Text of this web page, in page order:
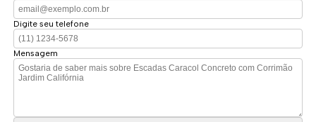
Digite seu telefone
Mensagem